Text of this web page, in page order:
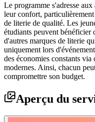
Le programme s'adresse
leur confort,
de literie de qualité. Les
étudiants peuvent bénéficier
d'autres marques de literie
uniquement lors
des économies constants via
modernes. Ainsi, chacun
compromettre son budget.
Aperçu du